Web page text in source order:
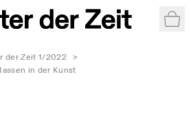
der Zeit 1/2022
>
in der Kunst